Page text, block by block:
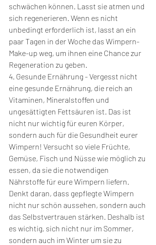
schwächen können. Lasst sie atmen und
sich regenerieren. Wenn es nicht
unbedingt erforderlich ist, lasst an ein
paar Tagen in der Woche das Wimpern-
Make-up weg, um ihnen eine Chance zur
Regeneration zu geben.
4. Gesunde Ernährung - Vergesst nicht
eine gesunde Ernährung, die reich an
Vitaminen, Mineralstoffen und
ungesättigten Fettsäuren ist. Das ist
nicht nur wichtig für euren Körper,
sondern auch für die Gesundheit eurer
Wimpern! Versucht so viele Früchte,
Gemüse, Fisch und Nüsse wie möglich zu
essen, da sie die notwendigen
Nährstoffe für eure Wimpern liefern.
Denkt daran, dass gepflegte Wimpern
nicht nur schön aussehen, sondern auch
das Selbstvertrauen stärken. Deshalb ist
es wichtig, sich nicht nur im Sommer,
sondern auch im Winter um sie zu